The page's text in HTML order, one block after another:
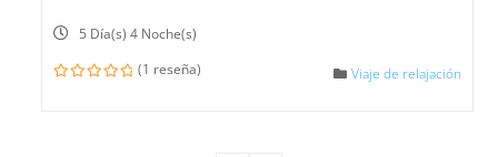
5 Día(s) 4 Noche(s)
(1 reseña) Viaje de relajación